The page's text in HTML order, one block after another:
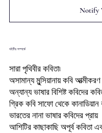
Notify
বইটির সম্পর্কে
সারা পৃথিবীর কবিতা৷
অসামান্য মুন্সিয়ানায় কবি
অন্যান্য ভাষার বিশিষ্ট কবিদের
গ্রিক কবি সাফো থেকে কানাডিয়ান
ভারতের নানা ভাষার কবিদের প্রায়
আশিটির কাছাকাছি অপূর্ব কবিতা